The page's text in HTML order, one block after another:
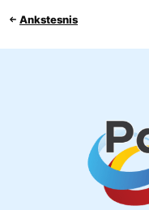
Ankstesnis